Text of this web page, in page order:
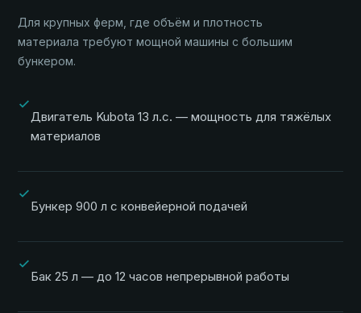
Для крупных ферм, где объём и плотность
материала требуют мощной машины с большим
бункером.
Двигатель Kubota 13 л.с. — мощность для тяжёлых
материалов
Бункер 900 л с конвейерной подачей
Бак 25 л — до 12 часов непрерывной работы